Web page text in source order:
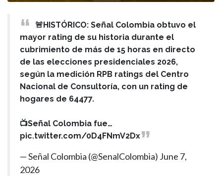
🚨HISTÓRICO: Señal Colombia obtuvo el
mayor rating de su historia durante el
cubrimiento de más de 15 horas en directo
de las elecciones presidenciales 2026,
según la medición RPB ratings del Centro
Nacional de Consultoría, con un rating de
hogares de 64477.
📺Señal Colombia fue…
pic.twitter.com/0D4FNmV2Dx
— Señal Colombia (@SenalColombia) June 7,
2026